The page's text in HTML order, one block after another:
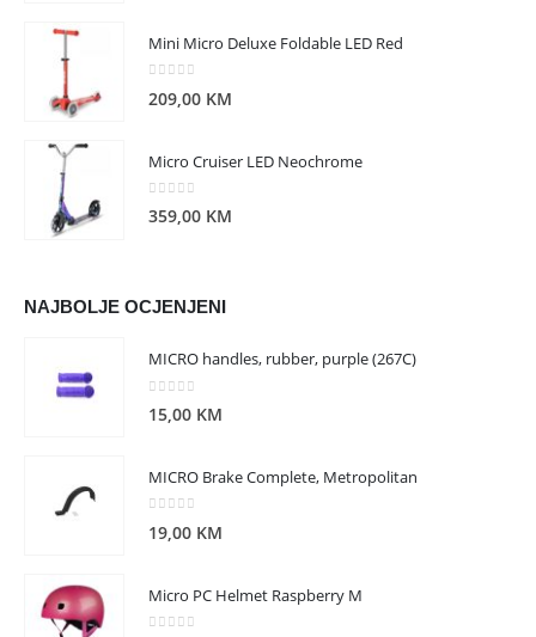
Mini Micro Deluxe Foldable LED Red
209,00 KM
Micro Cruiser LED Neochrome
0out of 5
359,00 KM
NAJBOLJE OCJENJENI
MICRO handles, rubber, purple (267C)
15,00 KM
MICRO Brake Complete, Metropolitan
19,00 KM
Micro PC Helmet Raspberry M